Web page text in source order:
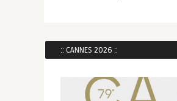
:: CANNES 2026 ::